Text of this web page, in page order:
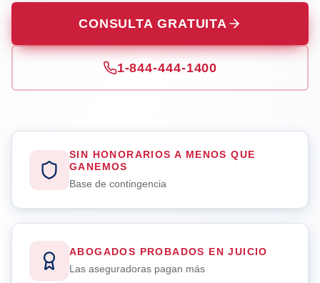
CONSULTA GRATUITA
1-844-444-1400
SIN HONORARIOS A MENOS QUE
GANEMOS
Base de contingencia
ABOGADOS PROBADOS EN JUICIO
Las aseguradoras pagan más